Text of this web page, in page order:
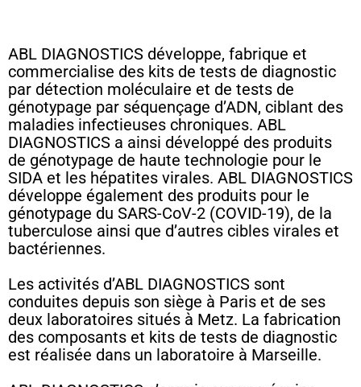
ABL DIAGNOSTICS développe, fabrique et
commercialise des kits de tests de diagnostic
par détection moléculaire et de tests de
génotypage par séquençage d’ADN, ciblant des
maladies infectieuses chroniques. ABL
DIAGNOSTICS a ainsi développé des produits
de génotypage de haute technologie pour le
SIDA et les hépatites virales. ABL DIAGNOSTICS
développe également des produits pour le
génotypage du SARS-CoV-2 (COVID-19), de la
tuberculose ainsi que d’autres cibles virales et
bactériennes.
Les activités d’ABL DIAGNOSTICS sont
conduites depuis son siège à Paris et de ses
deux laboratoires situés à Metz. La fabrication
des composants et kits de tests de diagnostic
est réalisée dans un laboratoire à Marseille.